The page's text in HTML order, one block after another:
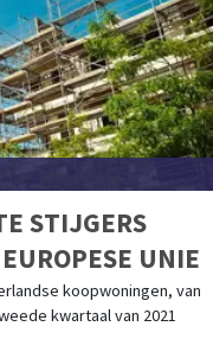
STIJGERS
UNIE
koopwoningen, van
kwartaal van 2021